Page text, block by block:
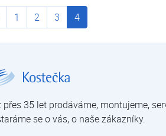
1 2 3 4
přes 35 let prodáváme, montujeme,
se o vás, o naše zákazníky.